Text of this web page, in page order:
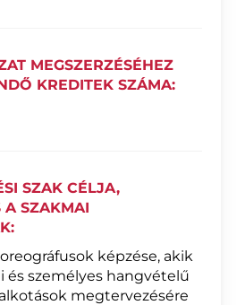
MEGSZERZÉSÉHEZ
KREDITEK SZÁMA:
SZAK CÉLJA,
A SZAKMAI
képzése, akik
és személyes hangvételű
megtervezésére